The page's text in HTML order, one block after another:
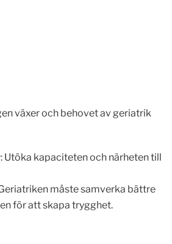
växer och behovet av geriatrik
: Utöka kapaciteten och närheten till
måste samverka bättre
för att skapa trygghet.